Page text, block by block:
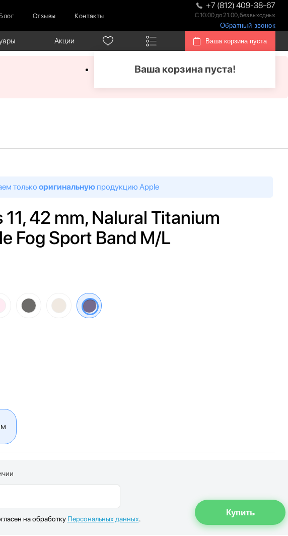
Блог Отзывы Контакты
+7 (812) 409-38-67
С 10:00 до 21:00, без выходных
Обратный звонок
Акции Ваша корзина пуста
Ваша корзина пуста!
только оригинальную продукцию Apple
42 mm, Nalural Titanium
Fog Sport Band M/L
на обработку Персональных данных.